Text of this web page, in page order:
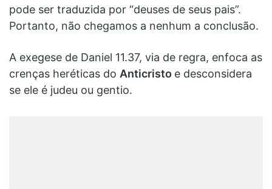
pode ser traduzida por “deuses de seus pais”.
Portanto, não chegamos a nenhum a conclusão.
A exegese de Daniel 11.37, via de regra, enfoca as
crenças heréticas do Anticristo e desconsidera
se ele é judeu ou gentio.